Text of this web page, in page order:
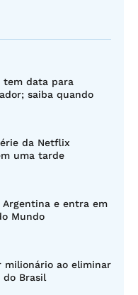
tem data para
saiba quando
da Netflix
uma tarde
e entra em
Mundo
ao eliminar
do Brasil